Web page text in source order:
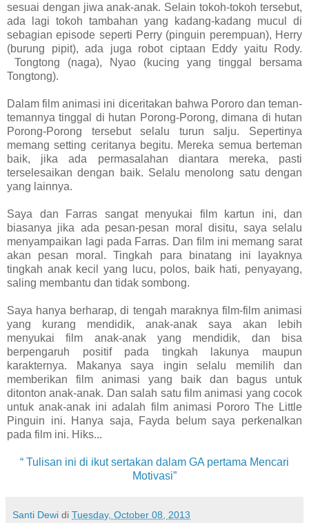
sesuai dengan jiwa anak-anak. Selain tokoh-tokoh tersebut,
ada lagi tokoh tambahan yang kadang-kadang mucul di
sebagian episode seperti Perry (pinguin perempuan), Herry
(burung pipit), ada juga robot ciptaan Eddy yaitu Rody.
Tongtong (naga), Nyao (kucing yang tinggal bersama
Tongtong).
Dalam film animasi ini diceritakan bahwa Pororo dan teman-
temannya tinggal di hutan Porong-Porong, dimana di hutan
Porong-Porong tersebut selalu turun salju. Sepertinya
memang setting ceritanya begitu. Mereka semua berteman
baik, jika ada permasalahan diantara mereka, pasti
terselesaikan dengan baik. Selalu menolong satu dengan
yang lainnya.
Saya dan Farras sangat menyukai film kartun ini, dan
biasanya jika ada pesan-pesan moral disitu, saya selalu
menyampaikan lagi pada Farras. Dan film ini memang sarat
akan pesan moral. Tingkah para binatang ini layaknya
tingkah anak kecil yang lucu, polos, baik hati, penyayang,
saling membantu dan tidak sombong.
Saya hanya berharap, di tengah maraknya film-film animasi
yang kurang mendidik, anak-anak saya akan lebih
menyukai film anak-anak yang mendidik, dan bisa
berpengaruh positif pada tingkah lakunya maupun
karakternya. Makanya saya ingin selalu memilih dan
memberikan film animasi yang baik dan bagus untuk
ditonton anak-anak. Dan salah satu film animasi yang cocok
untuk anak-anak ini adalah film animasi Pororo The Little
Pinguin ini. Hanya saja, Fayda belum saya perkenalkan
pada film ini. Hiks...
“ Tulisan ini di ikut sertakan dalam GA pertama Mencari
Motivasi”
Santi Dewi di Tuesday, October 08, 2013